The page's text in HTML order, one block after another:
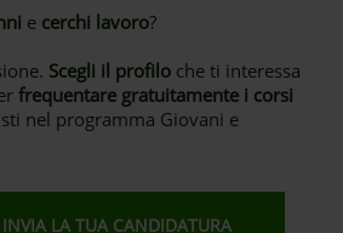
e cerchi lavoro?
Scegli il profilo che ti interessa
frequentare gratuitamente i corsi
nel programma Giovani e
INVIA LA TUA CANDIDATURA